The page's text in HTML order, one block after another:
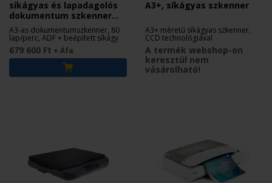
síkágyas és lapadagolós
dokumentum szkenner
(DT-2301B)
A3-as dokumentumszkenner, 80
lap/perc, ADF + beépített síkágy
679 600 Ft + Áfa
A3+, síkágyas szkenner
A3+ méretű síkágyas szkenner,
CCD technológiával
A termék webshop-on
keresztül nem
vásárolható!